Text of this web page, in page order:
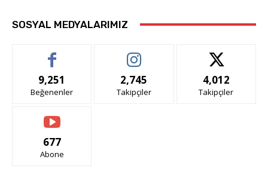
SOSYAL MEDYALARIMIZ
9,251
Beğenenler
2,745
Takipçiler
4,012
Takipçiler
677
Abone